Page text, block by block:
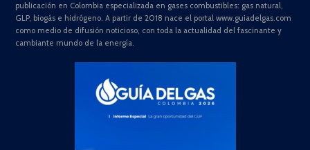
publicación en Colombia especializada en gases combustibles: gas natural,
GLP, biogás e hidrógeno. A partir de 2018 nace el portal www.guiadelgas.com
como medio de difusión noticioso, con toda la actualidad del fascinante y
cambiante mundo de la energía.